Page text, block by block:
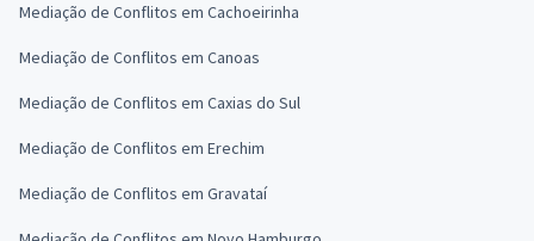
Mediação de Conflitos em Cachoeirinha
Mediação de Conflitos em Canoas
Mediação de Conflitos em Caxias do Sul
Mediação de Conflitos em Erechim
Mediação de Conflitos em Gravataí